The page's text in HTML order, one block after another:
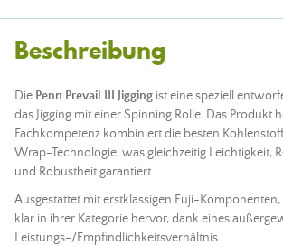
Beschreibung
Die Penn Prevail III Jigging ist eine speziell
das Jigging mit einer Spinning Rolle. Das Produkt
Fachkompetenz kombiniert die besten
Wrap-Technologie, was gleichzeitig Leichtigkeit,
und Robustheit garantiert.
Ausgestattet mit erstklassigen Fuji-Komponenten,
klar in ihrer Kategorie hervor, dank eines
Leistungs-/Empfindlichkeitsverhältnis.